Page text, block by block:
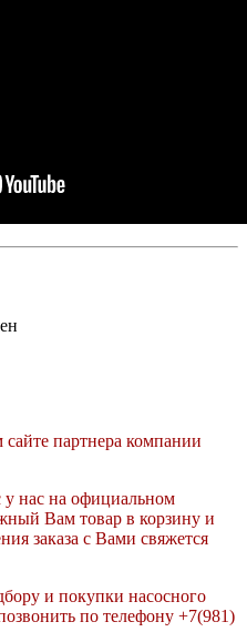
партнера компании
нас на официальном
Вам товар в корзину и
заказа с Вами свяжется
и покупки насосного
по телефону +7(981)